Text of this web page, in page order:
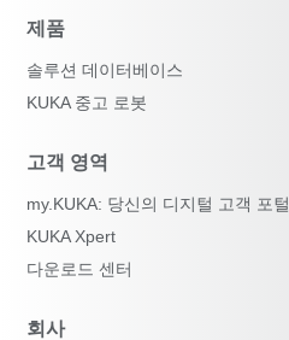
제품
솔루션 데이터베이스
KUKA 중고 로봇
고객 영역
my.KUKA: 당신의 디지털 고객 포털
KUKA Xpert
다운로드 센터
회사